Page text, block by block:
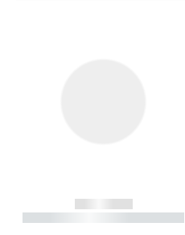
------------
----------- ----------- ----------